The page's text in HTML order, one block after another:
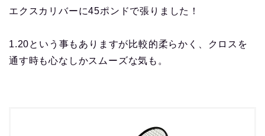
エクスカリバーに45ポンドで張りました！
1.20という事もありますが比較的柔らかく、クロスを
通す時も心なしかスムーズな気も。